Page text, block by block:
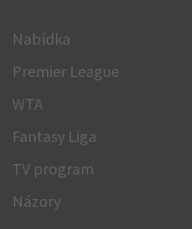
Nabídka
Premier League
WTA
Fantasy Liga
TV program
Názory